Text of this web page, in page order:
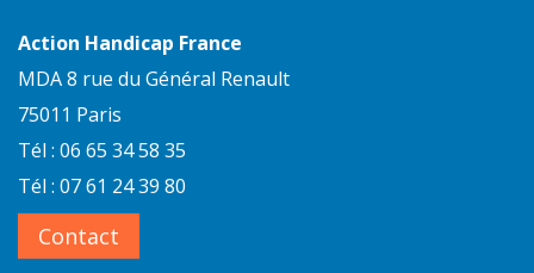
Action Handicap France
MDA 8 rue du Général Renault
75011 Paris
Tél : 06 65 34 58 35
Tél : 07 61 24 39 80
Contact